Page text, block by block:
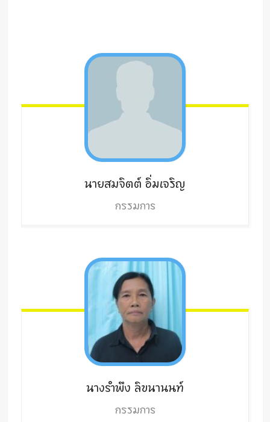
นายสมจิตต์อิ่มเจริญ
กรรมการ
นางรำพึง ลิขนานนท์
กรรมการ